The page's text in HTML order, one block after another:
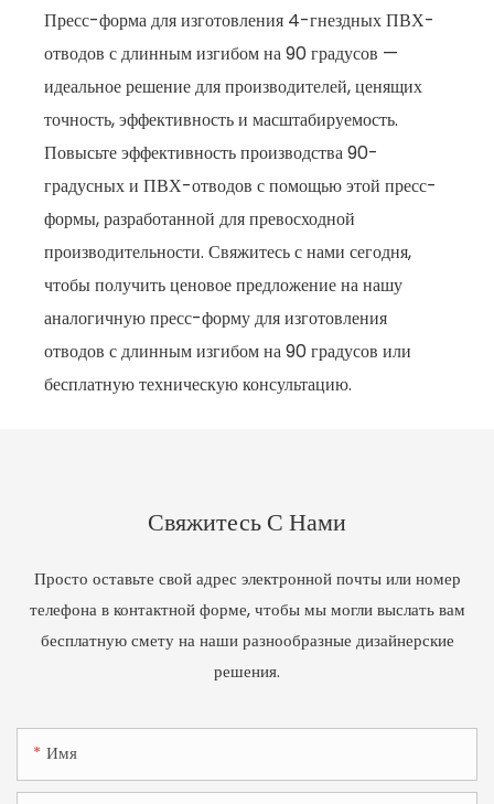
Пресс-форма для изготовления 4-гнездных ПВХ-
отводов с длинным изгибом на 90 градусов —
идеальное решение для производителей, ценящих
точность, эффективность и масштабируемость.
Повысьте эффективность производства 90-
градусных и ПВХ-отводов с помощью этой пресс-
формы, разработанной для превосходной
производительности. Свяжитесь с нами сегодня,
чтобы получить ценовое предложение на нашу
аналогичную пресс-форму для изготовления
отводов с длинным изгибом на 90 градусов или
бесплатную техническую консультацию.
Свяжитесь С Нами
Просто оставьте свой адрес электронной почты или номер
телефона в контактной форме, чтобы мы могли выслать вам
бесплатную смету на наши разнообразные дизайнерские
решения.
Имя